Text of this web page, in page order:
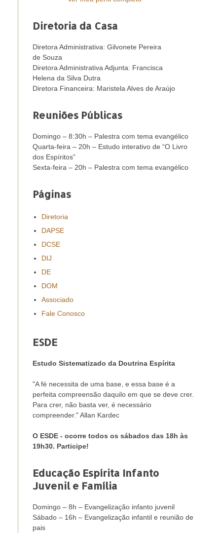
Diretoria da Casa
Diretora Administrativa: Gilvonete Pereira
de Souza
Diretora Administrativa Adjunta: Francisca
Helena da Silva Dutra
Diretora Financeira: Maristela Alves de Araújo
Reuniões Públicas
Domingo – 8:30h – Palestra com tema evangélico
Quarta-feira – 20h – Estudo interativo de “O Livro
dos Espíritos”
Sexta-feira – 20h – Palestra com tema evangélico
Páginas
Diretoria
DAPSE
DCSE
DIJ
DE
DOM
Associado
Fale Conosco
ESDE
Estudo Sistematizado da Doutrina Espírita
"A fé necessita de uma base, e essa base é a
perfeita compreensão daquilo em que se deve crer.
Para crer, não basta ver, é necessário
compreender." Allan Kardec
O ESDE - ocorre todos os sábados das 18h às
19h30. Participe!
Educação Espírita Infanto
Juvenil e Família
Domingo – 8h – Evangelização infanto juvenil
Sábado – 16h – Evangelização infantil e reunião de
pais